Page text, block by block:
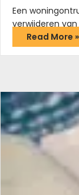
Een
verwijderen
Read More »